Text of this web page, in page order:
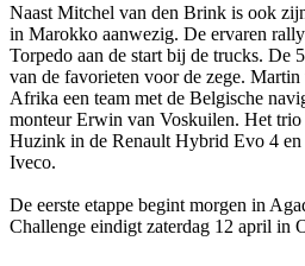
Naast Mitchel van den Brink is ook
in Marokko aanwezig. De ervaren
Torpedo aan de start bij de trucks. De
van de favorieten voor de zege.
Afrika een team met de Belgische
monteur Erwin van Voskuilen. Het
Huzink in de Renault Hybrid Evo 4 en
Iveco.
De eerste etappe begint morgen in
Challenge eindigt zaterdag 12 april in